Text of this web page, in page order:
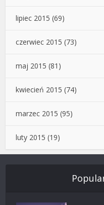
lipiec 2015 (69)
czerwiec 2015 (73)
maj 2015 (81)
kwiecień 2015 (74)
marzec 2015 (95)
luty 2015 (19)